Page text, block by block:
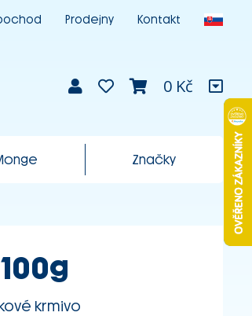
Prodejny Kontakt
0 Kč
Značky
krmivo